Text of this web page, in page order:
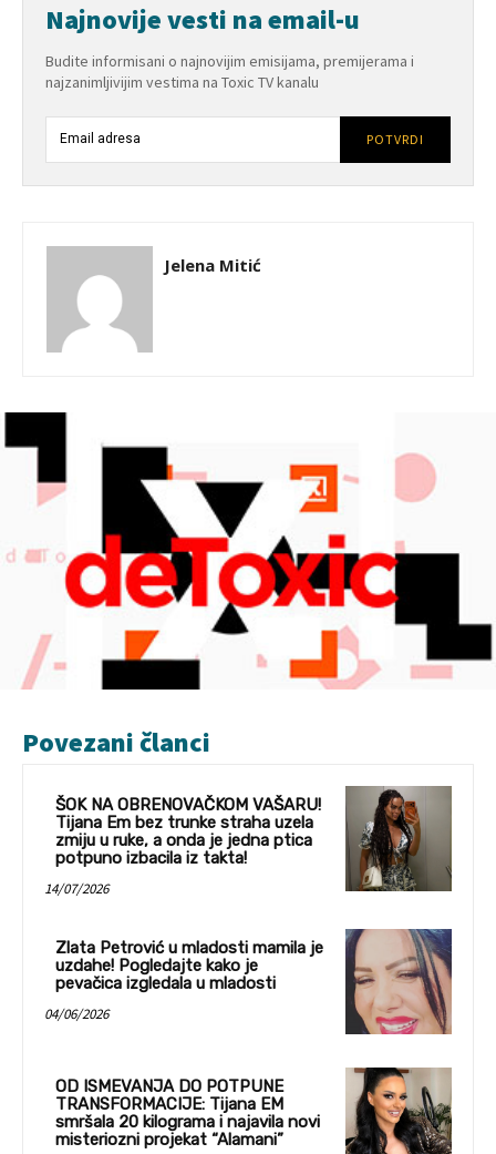
Najnovije vesti na email-u
Budite informisani o najnovijim emisijama, premijerama i
najzanimljivijim vestima na Toxic TV kanalu
POTVRDI
Jelena Mitić
Povezani članci
ŠOK NA OBRENOVAČKOM VAŠARU!
Tijana Em bez trunke straha uzela
zmiju u ruke, a onda je jedna ptica
potpuno izbacila iz takta!
14/07/2026
Zlata Petrović u mladosti mamila je
uzdahe! Pogledajte kako je
pevačica izgledala u mladosti
04/06/2026
OD ISMEVANJA DO POTPUNE
TRANSFORMACIJE: Tijana EM
smršala 20 kilograma i najavila novi
misteriozni projekat “Alamani”